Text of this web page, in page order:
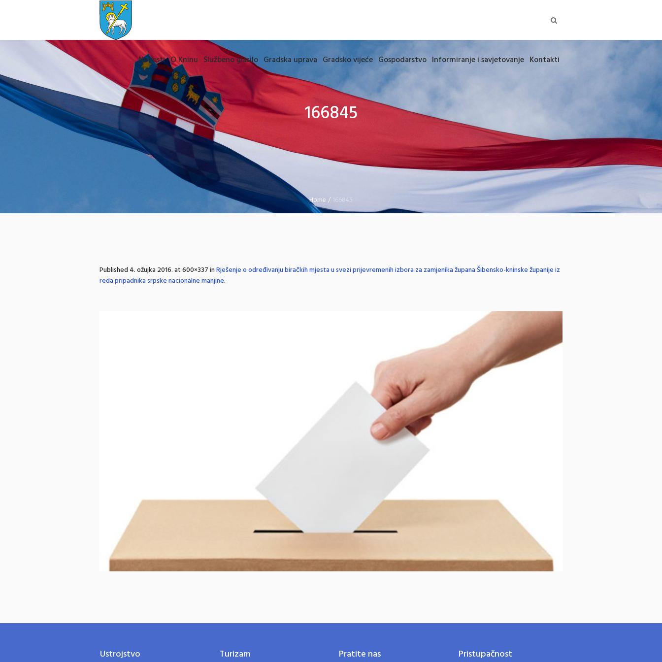
Novosti O Kninu Službeno glasilo Gradska uprava Gradsko vijeće Gospodarstvo Informiranje i savjetovanje Kontakti
166845
Home /166845
Published4. ožujka 2016.at 600×337 inRješenje o određivanju biračkih mjesta u svezi prijevremenih izbora za zamjenika župana Šibensko-kninske županije iz
reda pripadnika srpske nacionalne manjine.
Ustrojstvo Turizam Pratite nas Pristupačnost